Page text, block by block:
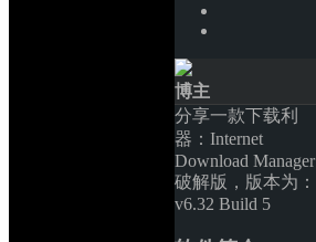
博主
分享一款下载利
器：Internet
Download Manager
破解版，版本为：
v6.32 Build 5